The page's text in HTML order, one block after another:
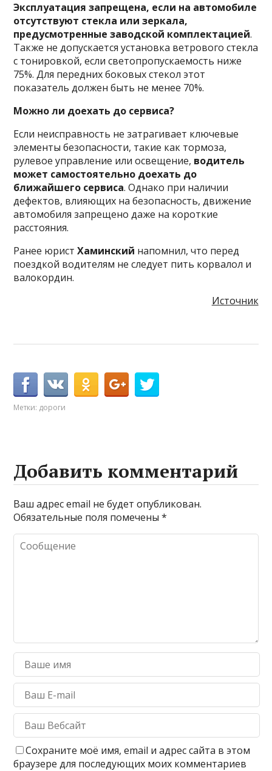
Эксплуатация запрещена, если на автомобиле
отсутствуют стекла или зеркала,
предусмотренные заводской комплектацией.
Также не допускается установка ветрового стекла
с тонировкой, если светопропускаемость ниже
75%. Для передних боковых стекол этот
показатель должен быть не менее 70%.
Можно ли доехать до сервиса?
Если неисправность не затрагивает ключевые
элементы безопасности, такие как тормоза,
рулевое управление или освещение, водитель
может самостоятельно доехать до
ближайшего сервиса. Однако при наличии
дефектов, влияющих на безопасность, движение
автомобиля запрещено даже на короткие
расстояния.
Ранее юристХаминский напомнил, что перед
поездкой водителям не следует пить корвалол и
валокордин.
Источник
Метки: дороги
Добавить комментарий
Ваш адрес email не будет опубликован.
Обязательные поля помечены*
Сохраните моё имя, email и адрес сайта в этом
браузере для последующих моих комментариев